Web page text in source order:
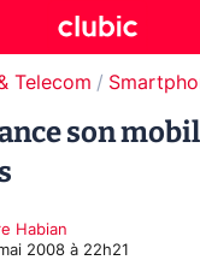
Telecom
son
Habian
2008 à 22h21